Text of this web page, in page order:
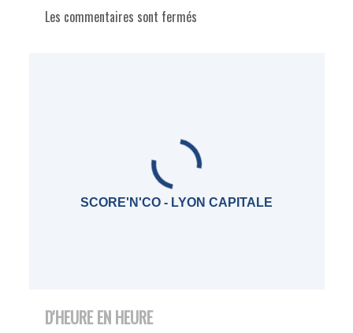
Les commentaires sont fermés
SCORE'N'CO - LYON CAPITALE
D'HEURE EN HEURE